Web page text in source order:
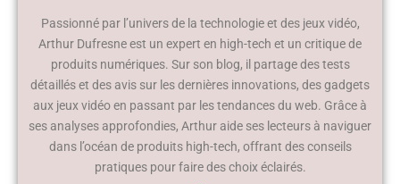
Passionné par l’univers de la technologie et des jeux vidéo,
Arthur Dufresne est un expert en high-tech et un critique de
produits numériques. Sur son blog, il partage des tests
détaillés et des avis sur les dernières innovations, des gadgets
aux jeux vidéo en passant par les tendances du web. Grâce à
ses analyses approfondies, Arthur aide ses lecteurs à naviguer
dans l’océan de produits high-tech, offrant des conseils
pratiques pour faire des choix éclairés.